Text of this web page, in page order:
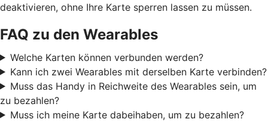
deaktivieren, ohne Ihre Karte sperren lassen zu müssen.
FAQ zu den Wearables
Welche Karten können verbunden werden?
Kann ich zwei Wearables mit derselben Karte verbinden?
Muss das Handy in Reichweite des Wearables sein, um
zu bezahlen?
Muss ich meine Karte dabeihaben, um zu bezahlen?